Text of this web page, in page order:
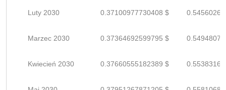
Luty 2030 0.37100977730408 $
Marzec 2030 0.37364692599795 $
Kwiecień 2030 0.37660555182389 $